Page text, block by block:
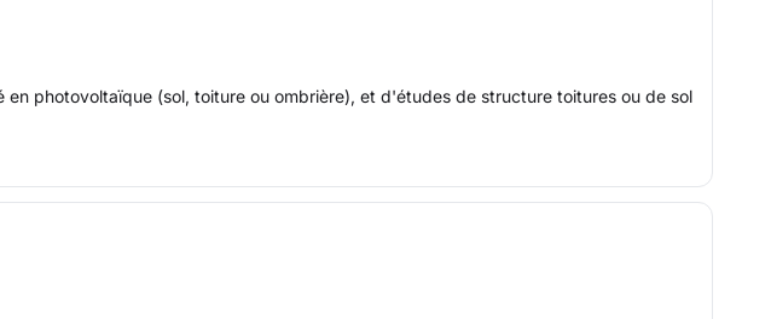
photovoltaïque (sol, toiture ou ombrière), et d'études de structure toitures ou de sol